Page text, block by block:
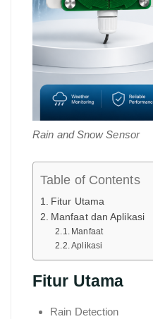
Rain and Snow Sensor
Table of Contents
Fitur Utama
Manfaat dan Aplikasi
Manfaat
Aplikasi
Fitur Utama
Rain Detection